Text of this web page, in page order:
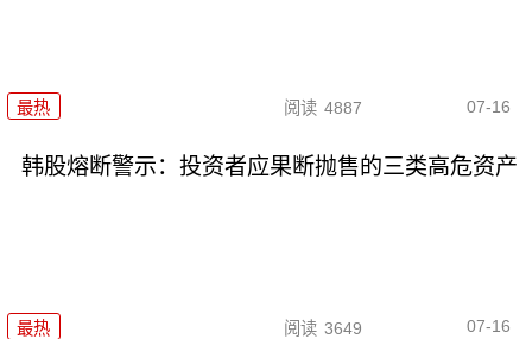
最热 阅读 4887 07-16
韩股熔断警示：投资者应果断抛售的三类高危资产
最热 阅读 3649 07-16